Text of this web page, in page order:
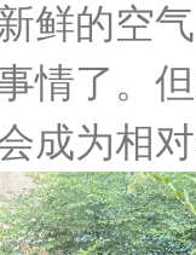
鲜的空
情了。
成为相对